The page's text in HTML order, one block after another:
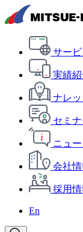
サービ
実績
ナレ
セミ
ニュー
会社情
採用情
En